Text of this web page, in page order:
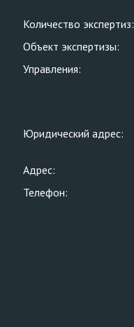
Количество экспертиз:
Объект экспертизы:
Управления:
Юридический адрес:
Адрес:
Телефон: